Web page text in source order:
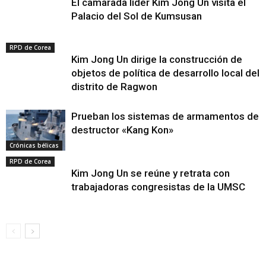
El camarada líder Kim Jong Un visita el
Palacio del Sol de Kumsusan
RPD de Corea
Kim Jong Un dirige la construcción de
objetos de política de desarrollo local del
distrito de Ragwon
Crónicas bélicas
Prueban los sistemas de armamentos de
destructor «Kang Kon»
RPD de Corea
Kim Jong Un se reúne y retrata con
trabajadoras congresistas de la UMSC